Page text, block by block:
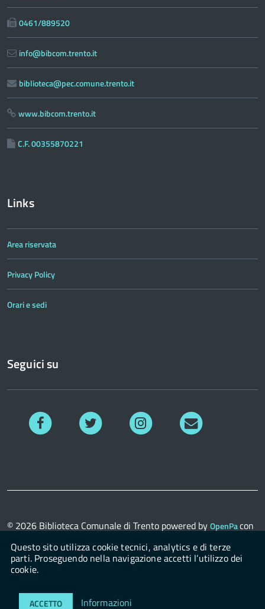
0461/889520
info@bibcom.trento.it
biblioteca@pec.comune.trento.it
www.bibcom.trento.it
C.F. 00355870221
Links
Area riservata
Privacy Policy
Orari e sedi
Seguici su
Facebook Instagram
© 2026 Biblioteca Comunale di Trento powered byOpenPacon
Questo sito utilizza cookie tecnici, analytics e di terze
parti. Proseguendo nella navigazione accetti l’utilizzo dei
cookie.
ACCETTO Informazioni